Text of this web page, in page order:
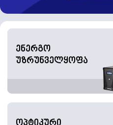
ენერგო
უზრუნველყოფა